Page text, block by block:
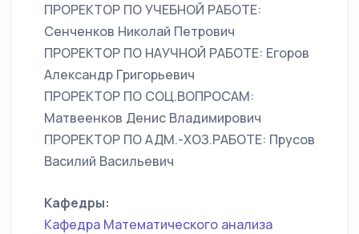
ПРОРЕКТОР ПО УЧЕБНОЙ РАБОТЕ:
Сенченков Николай Петрович
ПРОРЕКТОР ПО НАУЧНОЙ РАБОТЕ: Егоров
Александр Григорьевич
ПРОРЕКТОР ПО СОЦ.ВОПРОСАМ:
Матвеенков Денис Владимирович
ПРОРЕКТОР ПО АДМ.-ХОЗ.РАБОТЕ: Прусов
Василий Васильевич
Кафедры:
Кафедра Математического анализа